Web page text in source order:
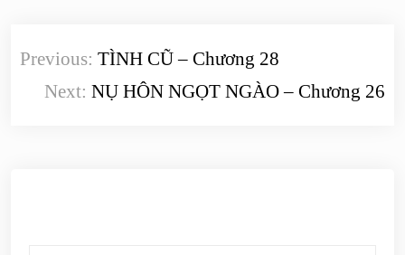
hướng
bài
Previous: TÌNH CŨ – Chương 28
Next: NỤ HÔN NGỌT NGÀO – Chương 26